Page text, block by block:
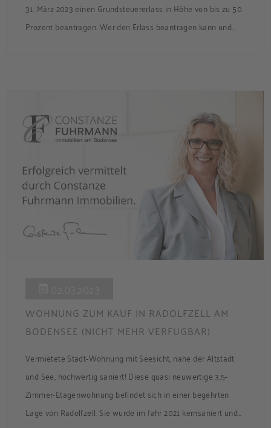
31. März 2023 einen Grundsteuererlass in Höhe von bis zu 50
Prozent beantragen. Wer den Erlass beantragen kann und
WOHNUNG ZUM KAUF IN RADOLFZELL AM
BODENSEE (NICHT MEHR VERFÜGBAR)
Vermietete Stadt-Wohnung mit Seesicht, nahe der Altstadt
und See, hochwertig saniert! Diese quasi neuwertige 3,5-
Zimmer-Etagenwohnung befindet sich in einer begehrten
Lage von Radolfzell. Sie wurde im Jahr 2021 kernsaniert und